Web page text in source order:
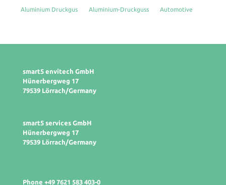
Aluminium Druckgus Aluminium-Druckguss Automotive
smart5 envitech GmbH
Hünerbergweg 17
79539 Lörrach/Germany
smart5 services GmbH
Hünerbergweg 17
79539 Lörrach/Germany
Phone +49 7621 583 403-0